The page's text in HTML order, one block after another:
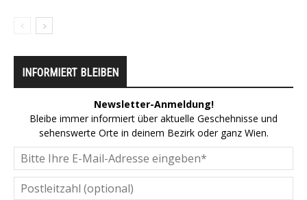
INFORMIERT BLEIBEN
Newsletter-Anmeldung!
Bleibe immer informiert über aktuelle Geschehnisse und
sehenswerte Orte in deinem Bezirk oder ganz Wien.